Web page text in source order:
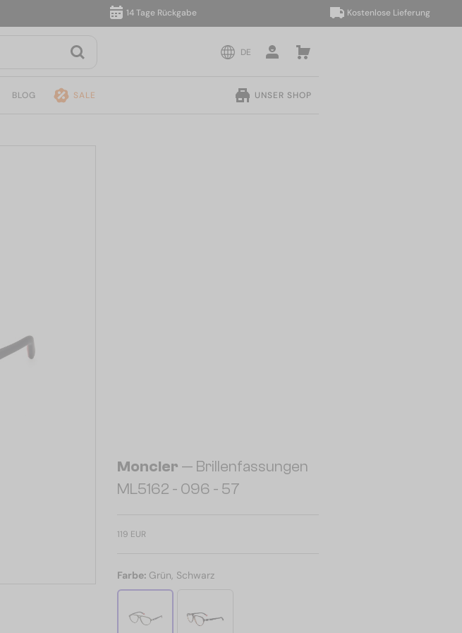
14 Tage Rückgabe Kostenlose Lieferung
DE
BLOG SALE UNSER SHOP
Moncler — Brillenfassungen
ML5162 - 096 - 57
119 EUR
Farbe: Grün, Schwarz